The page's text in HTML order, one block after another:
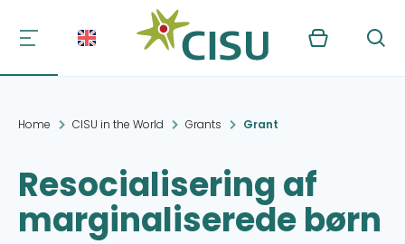
Kurv Søg
Home CISU in the World Grants Grant
Resocialisering af
marginaliserede børn